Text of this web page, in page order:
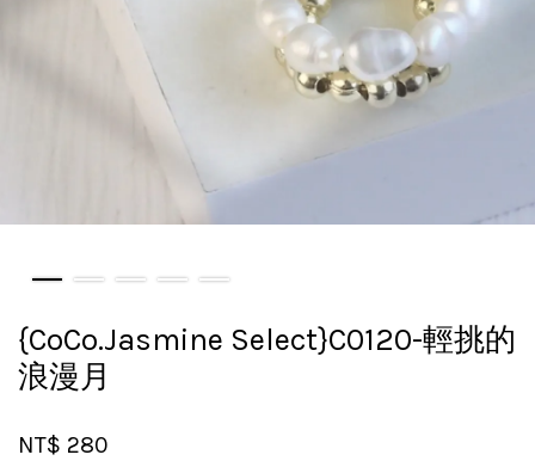
{CoCo.Jasmine Select}C0120-輕挑的
浪漫月
NT$ 280